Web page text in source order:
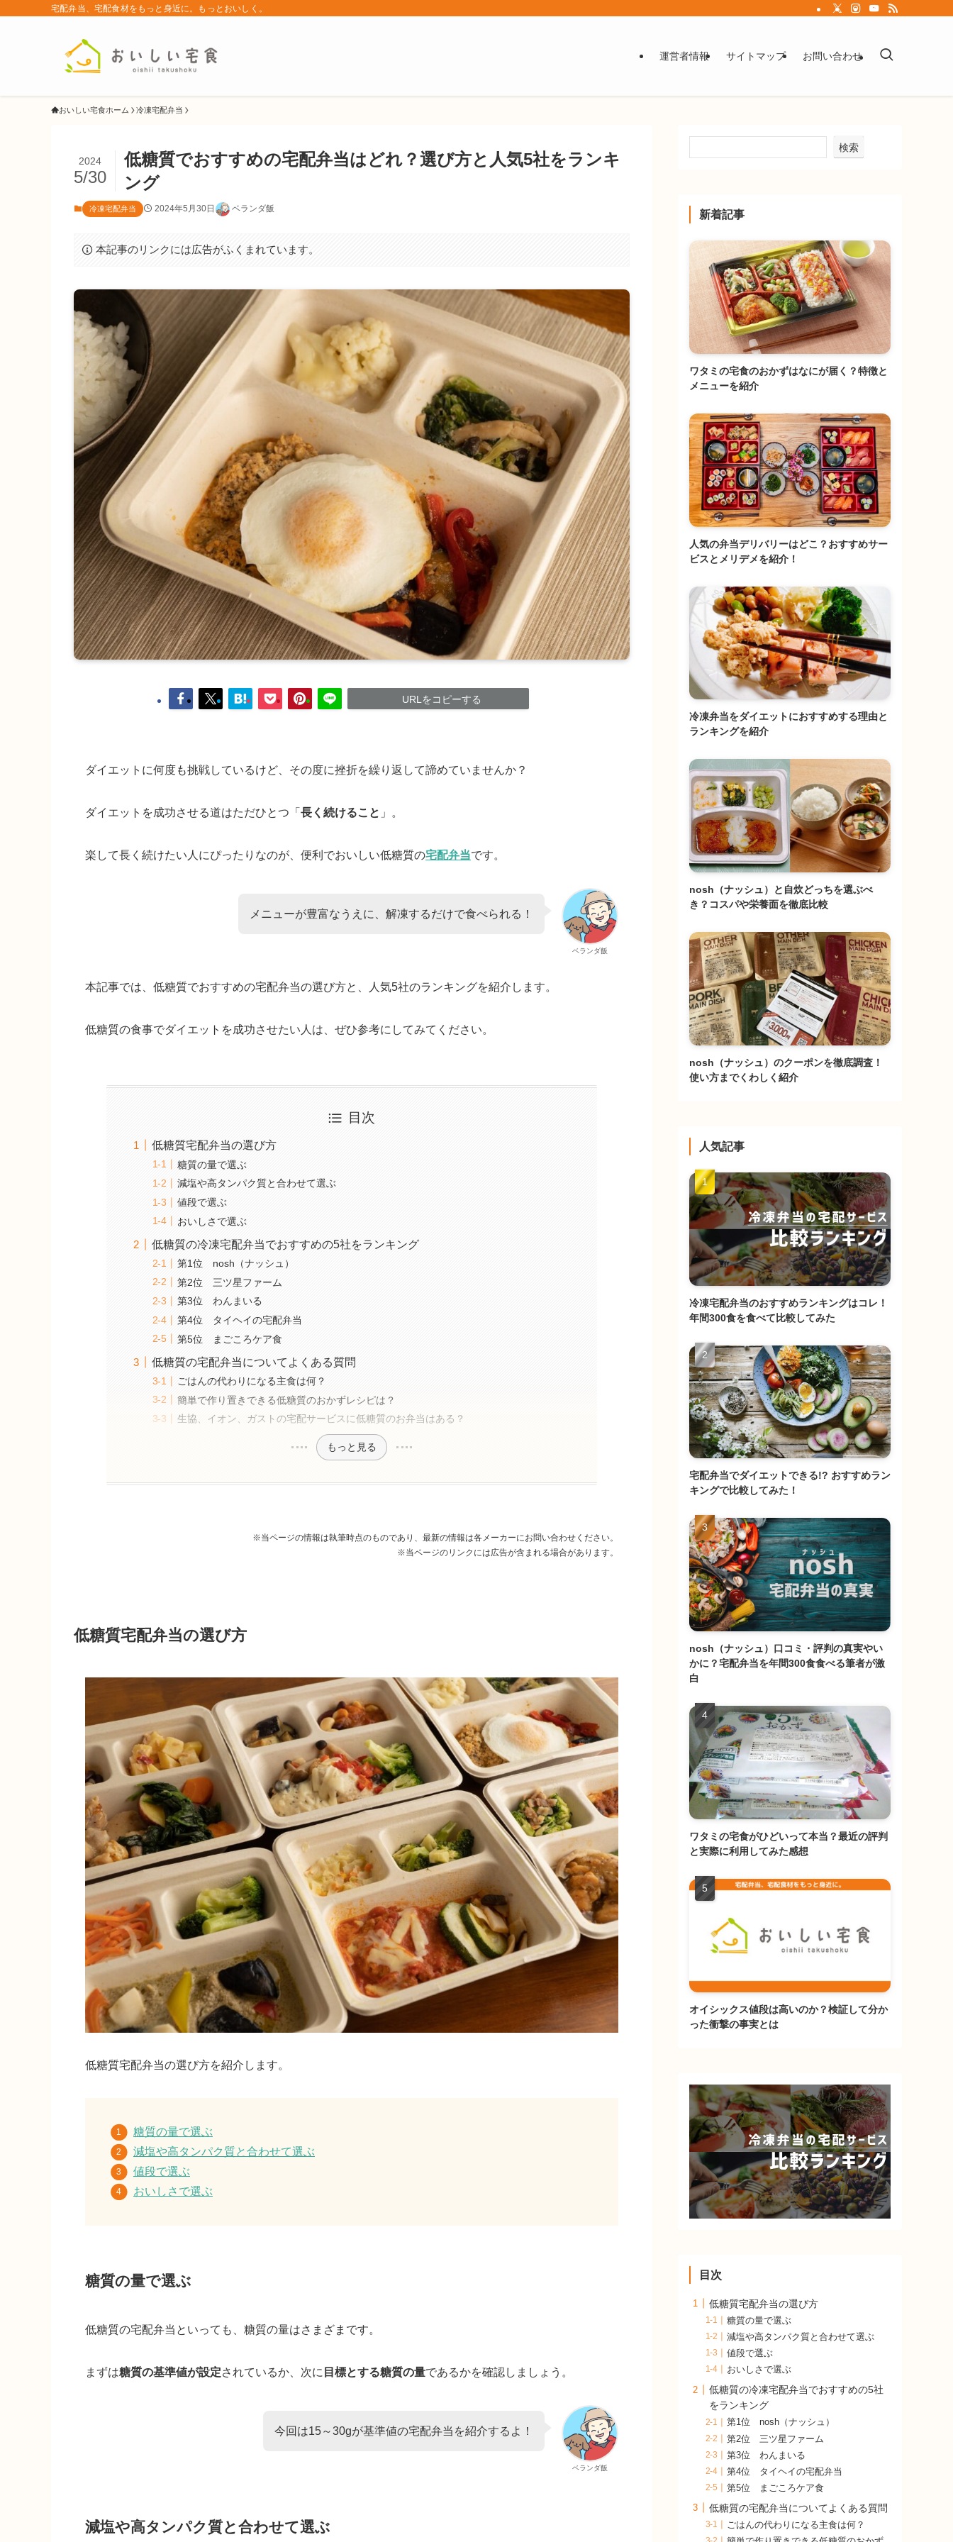
宅配弁当、宅配食材をもっと身近に。もっとおいしく。
運営者情報 サイトマップ お問い合わせ
おいしい宅食ホーム 冷凍宅配弁当
低糖質でおすすめの宅配弁当はどれ？選び方と人気5社をランキ
ング
2024
5/30
冷凍宅配弁当 2024年5月30日 ベランダ飯
本記事のリンクには広告がふくまれています。
URLをコピーする
ダイエットに何度も挑戦しているけど、その度に挫折を繰り返して諦めていませんか？
ダイエットを成功させる道はただひとつ「 長く続けること 」。
楽して長く続けたい人にぴったりなのが、便利でおいしい低糖質の宅配弁当です。
ベランダ飯
メニューが豊富なうえに、解凍するだけで食べられる！
本記事では、低糖質でおすすめの宅配弁当の選び方と、人気5社のランキングを紹介します。
低糖質の食事でダイエットを成功させたい人は、ぜひ参考にしてみてください。
目次
低糖質宅配弁当の選び方
糖質の量で選ぶ
減塩や高タンパク質と合わせて選ぶ
値段で選ぶ
おいしさで選ぶ
低糖質の冷凍宅配弁当でおすすめの5社をランキング
第1位 nosh（ナッシュ）
第2位 三ツ星ファーム
第3位 わんまいる
第4位 タイヘイの宅配弁当
第5位 まごころケア食
低糖質の宅配弁当についてよくある質問
ごはんの代わりになる主食は何？
簡単で作り置きできる低糖質のおかずレシピは？
生協、イオン、ガストの宅配サービスに低糖質のお弁当はある？
もっと見る
※当ページの情報は執筆時点のものであり、最新の情報は各メーカーにお問い合わせください。
※当ページのリンクには広告が含まれる場合があります。
低糖質宅配弁当の選び方
低糖質宅配弁当の選び方を紹介します。
糖質の量で選ぶ
減塩や高タンパク質と合わせて選ぶ
値段で選ぶ
おいしさで選ぶ
糖質の量で選ぶ
低糖質の宅配弁当といっても、糖質の量はさまざまです。
まずは糖質の基準値が設定されているか、次に 目標とする糖質の量であるかを確認しましょう。
ベランダ飯
今回は15～30gが基準値の宅配弁当を紹介するよ！
減塩や高タンパク質と合わせて選ぶ
検索
新着記事
ワタミの宅食のおかずはなにが届く？特徴と
メニューを紹介
人気の弁当デリバリーはどこ？おすすめサー
ビスとメリデメを紹介！
冷凍弁当をダイエットにおすすめする理由と
ランキングを紹介
nosh（ナッシュ）と自炊どっちを選ぶべ
き？コスパや栄養面を徹底比較
nosh（ナッシュ）のクーポンを徹底調査！
使い方までくわしく紹介
人気記事
冷凍宅配弁当のおすすめランキングはコレ！
年間300食を食べて比較してみた
宅配弁当でダイエットできる!? おすすめラン
キングで比較してみた！
nosh（ナッシュ）口コミ・評判の真実やい
かに？宅配弁当を年間300食食べる筆者が激
白
ワタミの宅食がひどいって本当？最近の評判
と実際に利用してみた感想
オイシックス値段は高いのか？検証して分か
った衝撃の事実とは
目次
低糖質宅配弁当の選び方
糖質の量で選ぶ
減塩や高タンパク質と合わせて選ぶ
値段で選ぶ
おいしさで選ぶ
低糖質の冷凍宅配弁当でおすすめの5社
をランキング
第1位 nosh（ナッシュ）
第2位 三ツ星ファーム
第3位 わんまいる
第4位 タイヘイの宅配弁当
第5位 まごころケア食
低糖質の宅配弁当についてよくある質問
ごはんの代わりになる主食は何？